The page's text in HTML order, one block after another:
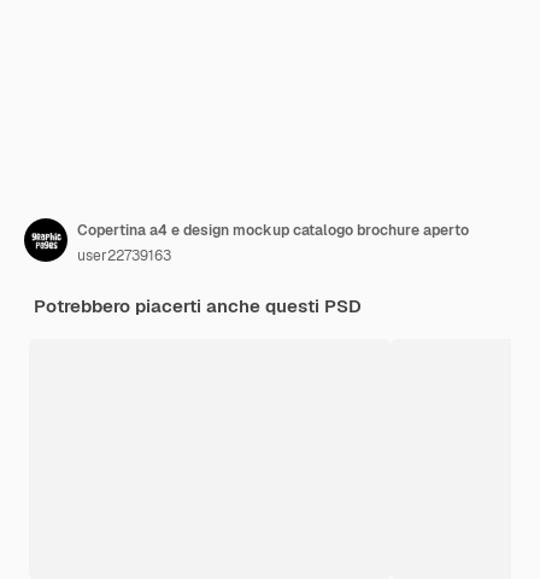
Copertina a4 e design mockup catalogo brochure aperto
user22739163
Potrebbero piacerti anche questi PSD